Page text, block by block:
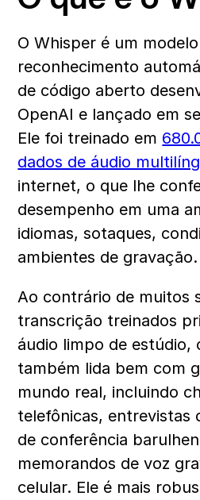
O Whisper é um
reconhecimento
de código aberto
OpenAI e lançado em
Ele foi treinado em
dados de áudio
internet, o que lhe
desempenho em uma
idiomas, sotaques,
ambientes de gravação.
Ao contrário de muitos
transcrição treinados
áudio limpo de estúdio,
também lida bem com
mundo real, incluindo
telefônicas, entrevistas
de conferência
memorandos de voz
celular. Ele é mais